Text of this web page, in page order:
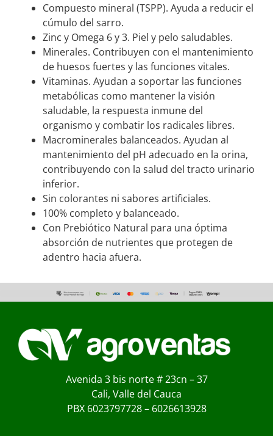
Compuesto mineral (TSPP). Ayuda a reducir el
cúmulo del sarro.
Zinc y Omega 6 y 3. Piel y pelo saludables.
Minerales. Contribuyen con el mantenimiento
de huesos fuertes y las funciones vitales.
Vitaminas. Ayudan a soportar las funciones
metabólicas como mantener la visión
saludable, la respuesta inmune del
organismo y combatir los radicales libres.
Macrominerales balanceados. Ayudan al
mantenimiento del pH adecuado en la orina,
contribuyendo con la salud del tracto urinario
inferior.
Sin colorantes ni sabores artificiales.
100% completo y balanceado.
Con Prebiótico Natural para una óptima
absorción de nutrientes que protegen de
adentro hacia afuera.
Avenida 3 bis norte # 23cn – 37
Cali, Valle del Cauca
PBX 6023797728 – 6026613928